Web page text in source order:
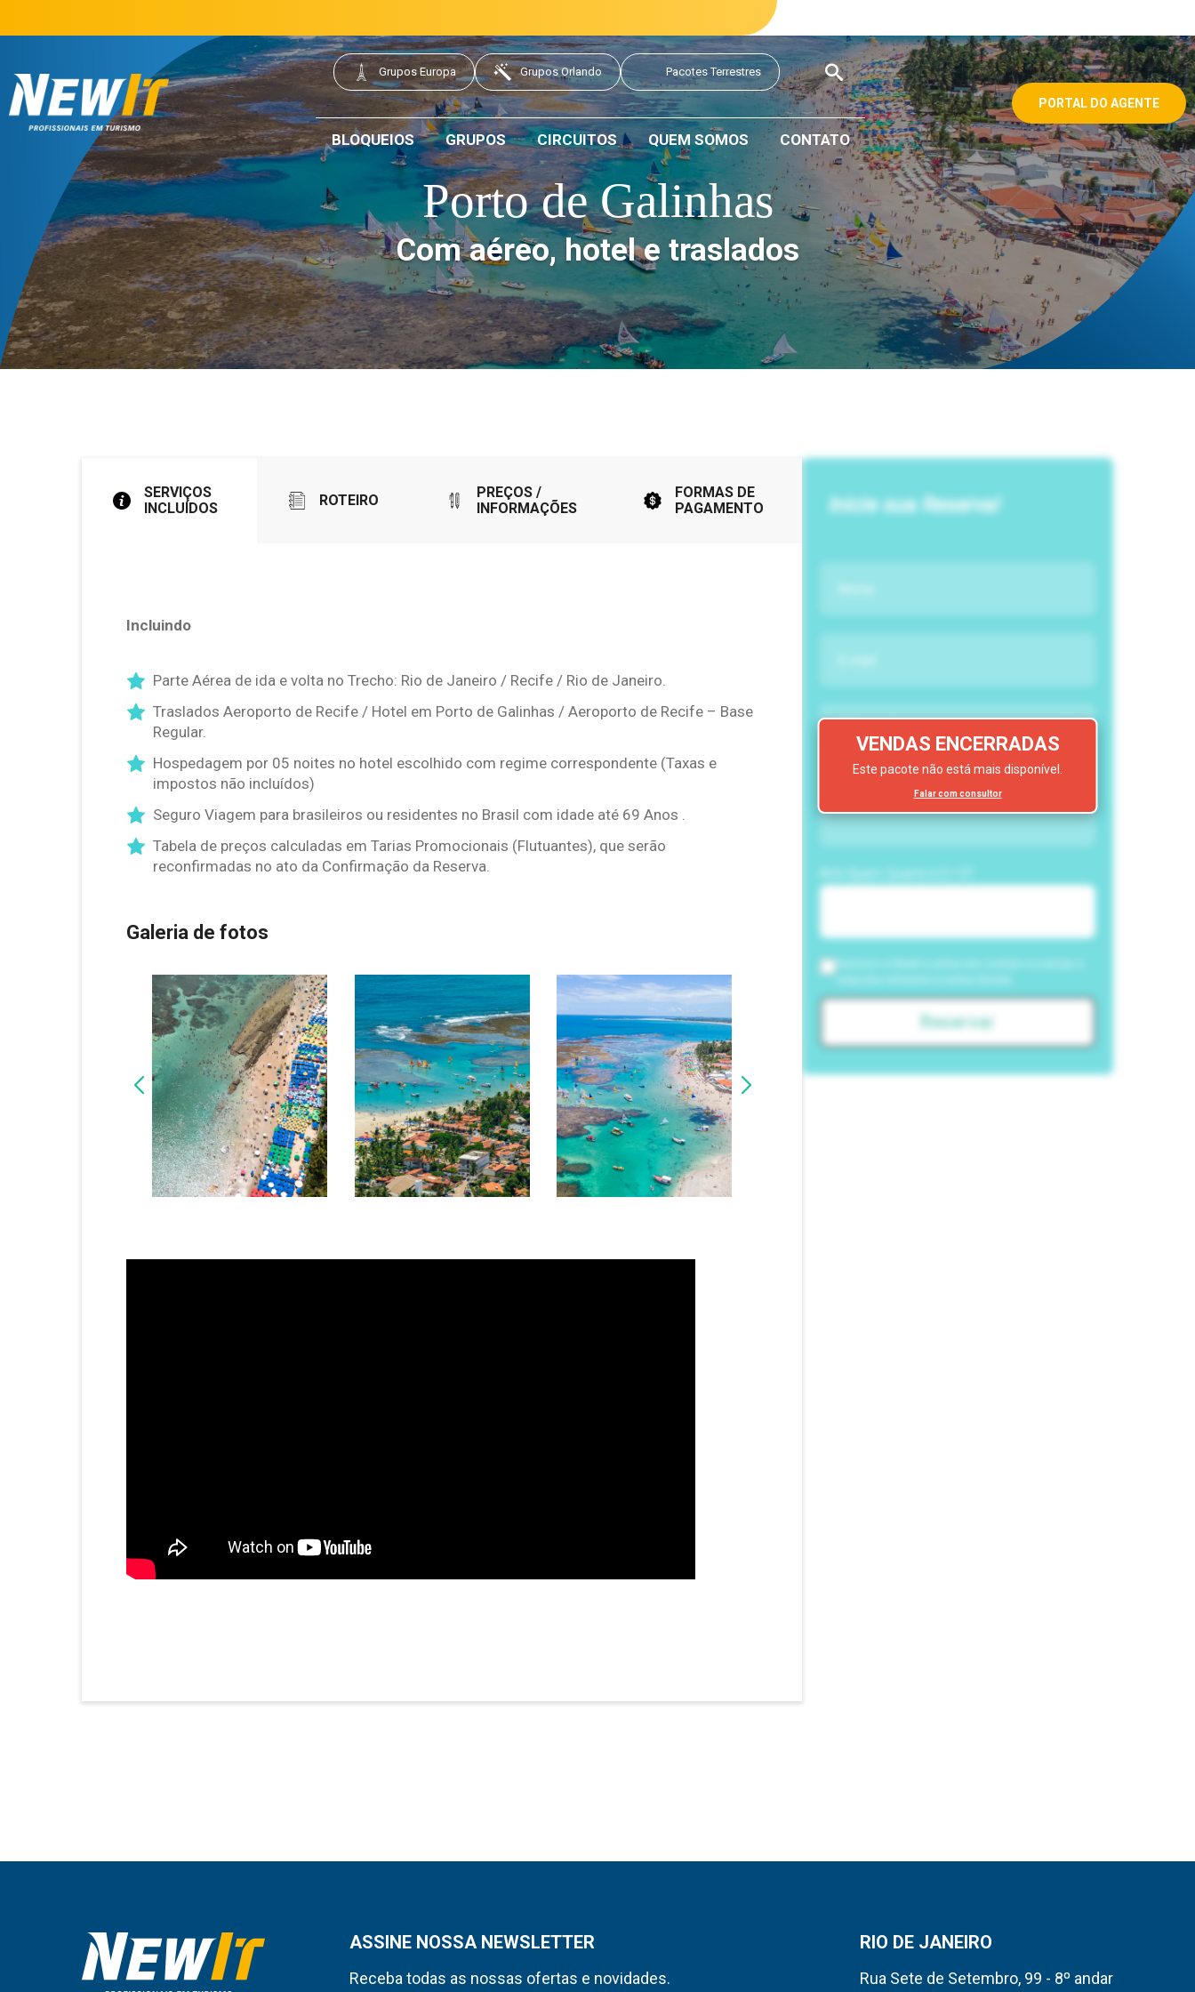
NewIt - Profissionais em Turismo
Grupos Europa Grupos Orlando Pacotes Terrestres
BLOQUEIOS GRUPOS CIRCUITOS QUEM SOMOS CONTATO
PORTAL DO AGENTE
Porto de Galinhas
Com aéreo, hotel e traslados
Data de saída: 15 Outubro 2026
SERVIÇOS
INCLUÍDOS
ROTEIRO
PREÇOS /
INFORMAÇÕES
FORMAS DE
PAGAMENTO
Incluindo
Parte Aérea de ida e volta no Trecho: Rio de Janeiro / Recife / Rio de Janeiro.
Traslados Aeroporto de Recife / Hotel em Porto de Galinhas / Aeroporto de Recife – Base
Regular.
Hospedagem por 05 noites no hotel escolhido com regime correspondente (Taxas e
impostos não incluídos)
Seguro Viagem para brasileiros ou residentes no Brasil com idade até 69 Anos .
Tabela de preços calculadas em Tarias Promocionais (Flutuantes), que serão
reconfirmadas no ato da Confirmação da Reserva.
Galeria de fotos
VENDAS ENCERRADAS
Este pacote não está mais disponível.
Falar com consultor
Inicie sua Reserva!
Autorizo a NewIt a entrar em contato e a enviar a
Reservar
ASSINE NOSSA NEWSLETTER
Receba todas as nossas ofertas e novidades.
RIO DE JANEIRO
Rua Sete de Setembro, 99 - 8º andar